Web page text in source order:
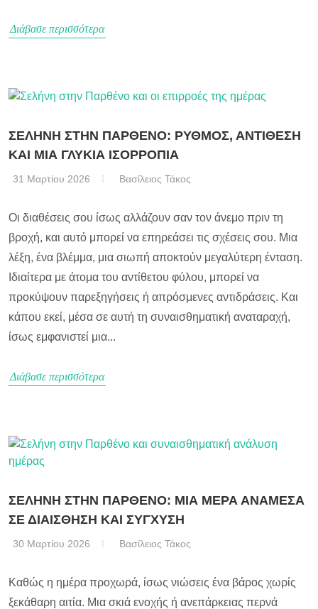
Διάβασε περισσότερα
ΣΕΛΗΝΗ ΣΤΗΝ ΠΑΡΘΕΝΟ: ΡΥΘΜΟΣ, ΑΝΤΙΘΕΣΗ
ΚΑΙ ΜΙΑ ΓΛΥΚΙΑ ΙΣΟΡΡΟΠΙΑ
31 Μαρτίου 2026 Βασίλειος Τάκος
Οι διαθέσεις σου ίσως αλλάζουν σαν τον άνεμο πριν τη
βροχή, και αυτό μπορεί να επηρεάσει τις σχέσεις σου. Μια
λέξη, ένα βλέμμα, μια σιωπή αποκτούν μεγαλύτερη ένταση.
Ιδιαίτερα με άτομα του αντίθετου φύλου, μπορεί να
προκύψουν παρεξηγήσεις ή απρόσμενες αντιδράσεις. Και
κάπου εκεί, μέσα σε αυτή τη συναισθηματική αναταραχή,
ίσως εμφανιστεί μια...
Διάβασε περισσότερα
ΣΕΛΗΝΗ ΣΤΗΝ ΠΑΡΘΕΝΟ: ΜΙΑ ΜΕΡΑ ΑΝΑΜΕΣΑ
ΣΕ ΔΙΑΙΣΘΗΣΗ ΚΑΙ ΣΥΓΧΥΣΗ
30 Μαρτίου 2026 Βασίλειος Τάκος
Καθώς η ημέρα προχωρά, ίσως νιώσεις ένα βάρος χωρίς
ξεκάθαρη αιτία. Μια σκιά ενοχής ή ανεπάρκειας περνά